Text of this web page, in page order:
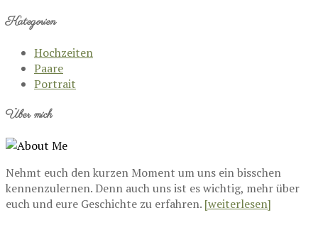
Kategorien
Hochzeiten
Paare
Portrait
Über mich
Nehmt euch den kurzen Moment um uns ein bisschen
kennenzulernen. Denn auch uns ist es wichtig, mehr über
euch und eure Geschichte zu erfahren. [weiterlesen]